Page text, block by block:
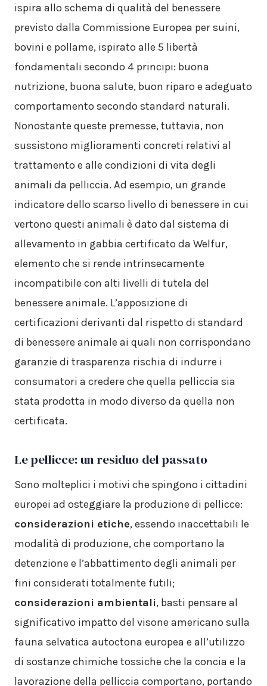
ispira allo schema di qualità del benessere
previsto dalla Commissione Europea per suini,
bovini e pollame, ispirato alle 5 libertà
fondamentali secondo 4 principi: buona
nutrizione, buona salute, buon riparo e adeguato
comportamento secondo standard naturali.
Nonostante queste premesse, tuttavia, non
sussistono miglioramenti concreti relativi al
trattamento e alle condizioni di vita degli
animali da pelliccia. Ad esempio, un grande
indicatore dello scarso livello di benessere in cui
vertono questi animali è dato dal sistema di
allevamento in gabbia certificato da Welfur,
elemento che si rende intrinsecamente
incompatibile con alti livelli di tutela del
benessere animale. L’apposizione di
certificazioni derivanti dal rispetto di standard
di benessere animale ai quali non corrispondano
garanzie di trasparenza rischia di indurre i
consumatori a credere che quella pelliccia sia
stata prodotta in modo diverso da quella non
certificata.
Le pellicce: un residuo del passato
Sono molteplici i motivi che spingono i cittadini
europei ad osteggiare la produzione di pellicce:
considerazioni etiche, essendo inaccettabili le
modalità di produzione, che comportano la
detenzione e l’abbattimento degli animali per
fini considerati totalmente futili;
considerazioni ambientali, basti pensare al
significativo impatto del visone americano sulla
fauna selvatica autoctona europea e all’utilizzo
di sostanze chimiche tossiche che la concia e la
lavorazione della pelliccia comportano, portando